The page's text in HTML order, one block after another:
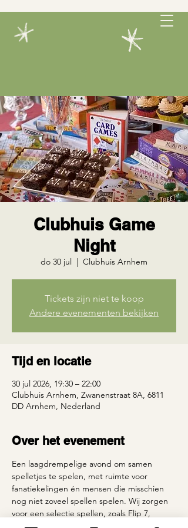
Clubhuis Game
Night
do 30 jul
  |
Clubhuis Arnhem
Tickets zijn niet te koop
Andere evenementen bekijken
Tijd en locatie
30 jul 2026, 19:30 – 22:00
Clubhuis Arnhem, Zwanenstraat 8A, 6811
DD Arnhem, Nederland
Over het evenement
Een laagdrempelige avond om samen
spelletjes te spelen, met ruimte voor
fanatiekelingen én mensen die misschien
nog niet zoveel spellen spelen. Wij zorgen
voor een selectie spellen, zoals Flip 7,
Hitster, Codenames, Quickstop en meer.